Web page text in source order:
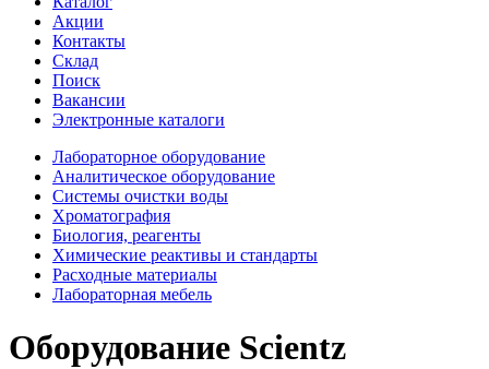
Акции
Контакты
Склад
Поиск
Вакансии
Электронные каталоги
Лабораторное оборудование
Аналитическое оборудование
Системы очистки воды
Хроматография
Биология, реагенты
Химические реактивы и стандарты
Расходные материалы
Лабораторная мебель
Оборудование Scientz